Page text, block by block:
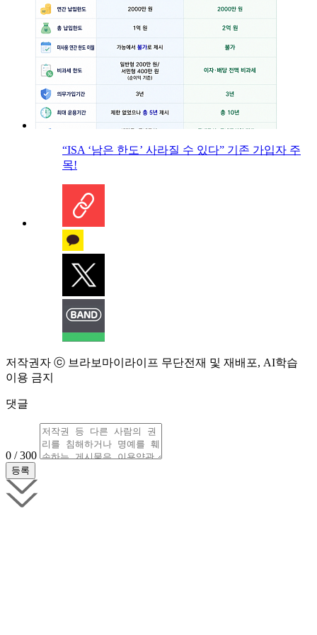
“ISA ‘남은 한도’ 사라질 수 있다” 기존 가입자 주
목!
저작권자 ⓒ 브라보마이라이프 무단전재 및 재배포, AI학습
이용 금지
댓글
0 / 300